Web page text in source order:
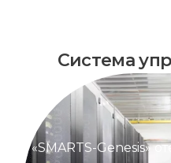
Система
«SMARTS-Genesis»